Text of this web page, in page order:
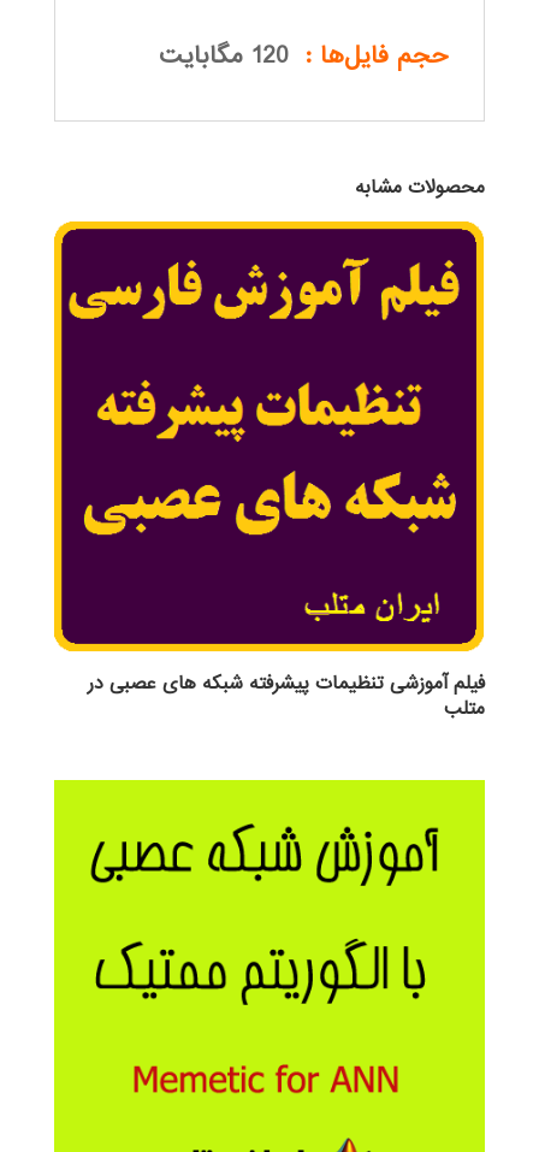
حجم فایل‌ها :
محصولات مشابه
فیلم آموزشی تنظیمات پیشرفته شبکه های عصبی در
متلب